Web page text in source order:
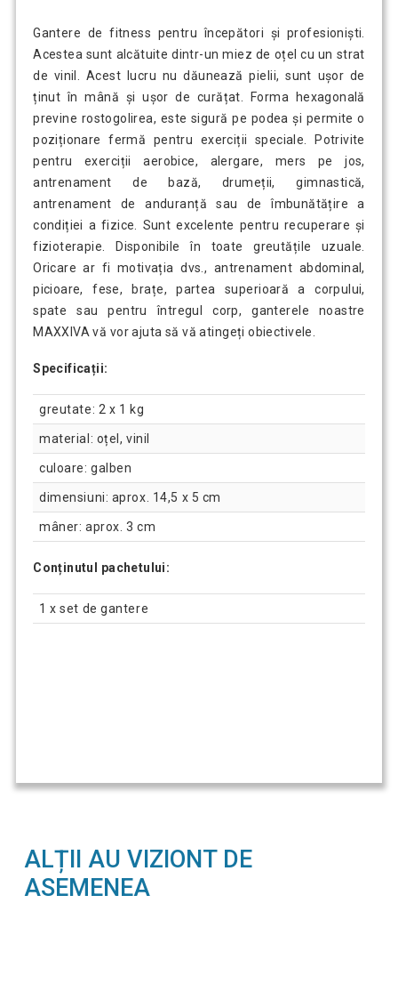
Gantere de fitness pentru începători și profesioniști.
Acestea sunt alcătuite dintr-un miez de oțel cu un strat
de vinil. Acest lucru nu dăunează pielii, sunt ușor de
ținut în mână și ușor de curățat. Forma hexagonală
previne rostogolirea, este sigură pe podea și permite o
poziționare fermă pentru exerciții speciale. Potrivite
pentru exerciții aerobice, alergare, mers pe jos,
antrenament de bază, drumeții, gimnastică,
antrenament de anduranță sau de îmbunătățire a
condiției a fizice. Sunt excelente pentru recuperare și
fizioterapie. Disponibile în toate greutățile uzuale.
Oricare ar fi motivația dvs., antrenament abdominal,
picioare, fese, brațe, partea superioară a corpului,
spate sau pentru întregul corp, ganterele noastre
MAXXIVA vă vor ajuta să vă atingeți obiectivele.
Specificații:
greutate: 2 x 1 kg
material: oțel, vinil
culoare: galben
dimensiuni: aprox. 14,5 x 5 cm
mâner: aprox. 3 cm
Conținutul pachetului:
1 x set de gantere
ALȚII AU VIZIONT DE
ASEMENEA